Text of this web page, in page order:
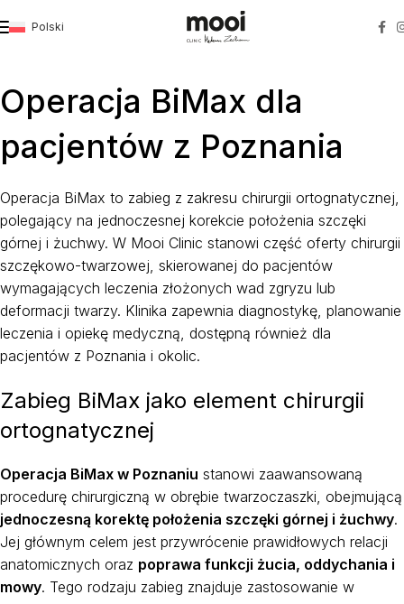
Polski
» BIMAX»
Operacja BiMax dla
pacjentów z Poznania
Operacja BiMax to zabieg z zakresu chirurgii ortognatycznej,
polegający na jednoczesnej korekcie położenia szczęki
górnej i żuchwy. W Mooi Clinic stanowi część oferty chirurgii
szczękowo-twarzowej, skierowanej do pacjentów
wymagających leczenia złożonych wad zgryzu lub
deformacji twarzy. Klinika zapewnia diagnostykę, planowanie
leczenia i opiekę medyczną, dostępną również dla
pacjentów z Poznania i okolic.
Zabieg BiMax jako element chirurgii
ortognatycznej
Operacja BiMax w Poznaniu stanowi zaawansowaną
procedurę chirurgiczną w obrębie twarzoczaszki, obejmującą
jednoczesną korektę położenia szczęki górnej i żuchwy.
Jej głównym celem jest przywrócenie prawidłowych relacji
anatomicznych oraz poprawa funkcji żucia, oddychania i
mowy. Tego rodzaju zabieg znajduje zastosowanie w